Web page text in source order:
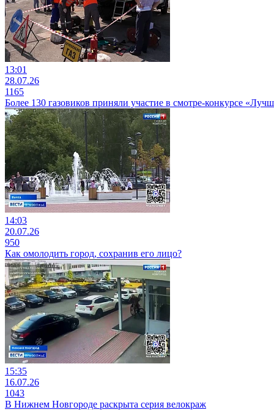
13:01
28.07.26
1165
Более 130 газовиков приняли участие в смотре-конкурсе
14:03
20.07.26
950
Как омолодить город, сохранив его лицо?
15:35
16.07.26
1043
В Нижнем Новгороде раскрыта серия велокраж